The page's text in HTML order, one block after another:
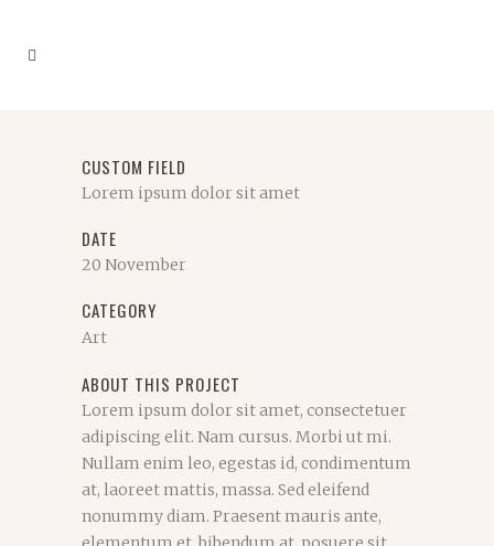
CUSTOM FIELD
Lorem ipsum dolor sit amet
DATE
20 November
CATEGORY
Art
ABOUT THIS PROJECT
Lorem ipsum dolor sit amet, consectetuer
adipiscing elit. Nam cursus. Morbi ut mi.
Nullam enim leo, egestas id, condimentum
at, laoreet mattis, massa. Sed eleifend
nonummy diam. Praesent mauris ante,